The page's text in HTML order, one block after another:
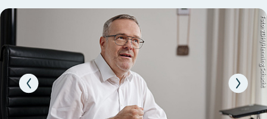
Slider überspringen Foto: ZDH/Henning Schacht